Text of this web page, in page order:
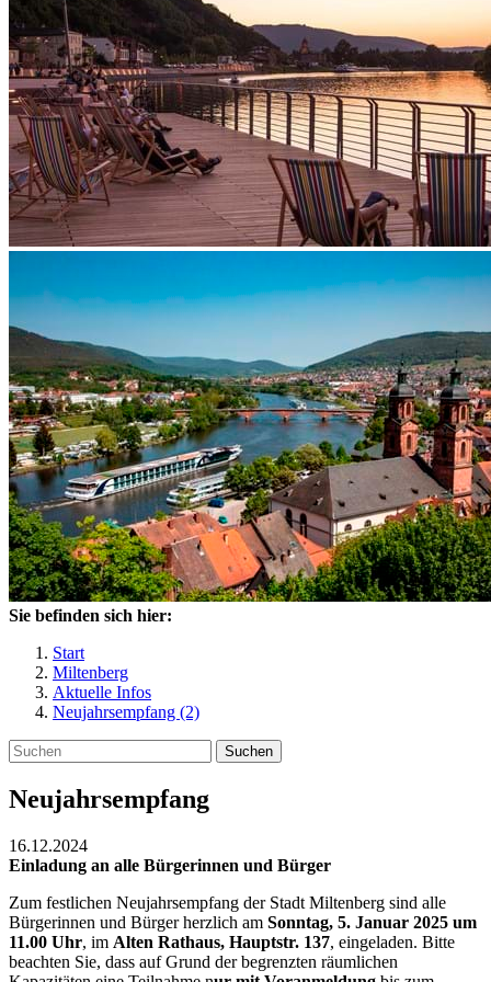
Sie befinden sich hier:
Start
Miltenberg
Aktuelle Infos
Neujahrsempfang (2)
Suchen
Neujahrsempfang
16.12.2024
Einladung an alle Bürgerinnen und Bürger
Zum festlichen Neujahrsempfang der Stadt Miltenberg sind alle
Bürgerinnen und Bürger herzlich am Sonntag, 5. Januar 2025 um
11.00 Uhr, im Alten Rathaus, Hauptstr. 137, eingeladen. Bitte
beachten Sie, dass auf Grund der begrenzten räumlichen